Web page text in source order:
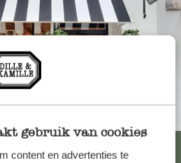
gebruik van cookies
content en advertenties te